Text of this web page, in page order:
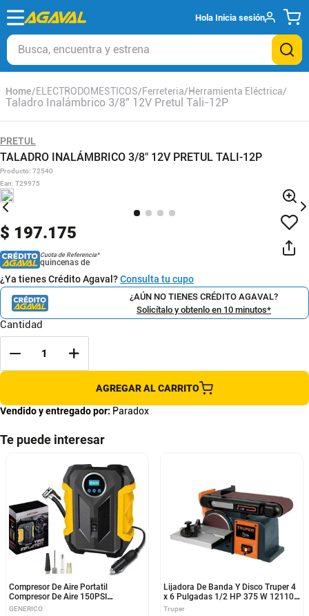
Hola Inicia sesión
Busca, encuentra y estrena
ELECTRODOMESTICOS Ferreteria Herramienta Eléctrica
Taladro Inalámbrico 3/8" 12V Pretul Tali-12P
PRETUL
TALADRO INALÁMBRICO 3/8" 12V PRETUL TALI-12P
Producto: 72540
Ean: T29975
$ 197.175
Cuota de Referencia*
quincenas de
¿Ya tienes Crédito Agaval?Consulta tu cupo
¿AÚN NO TIENES CRÉDITO AGAVAL?
Solicítalo y obtenlo en 10 minutos*
Cantidad
AGREGAR AL CARRITO
Vendido y entregado por: Paradox
Te puede interesar
Compresor De Aire Portatil
Compresor De Aire 150PSI
Compresor De Aire Inflador
GENERICO
Lijadora De Banda Y Disco Truper 4
x 6 Pulgadas 1/2 HP 375 W 12110
PUL-4X6T
Truper